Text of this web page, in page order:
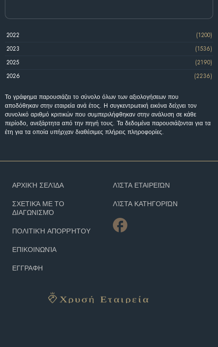
2022
(1200)
2023
(1536)
2025
(2190)
2026
(2236)
Το γράφημα παρουσιάζει το σύνολο όλων των αξιολογήσεων που
αποδόθηκαν στην εταιρεία ανά έτος. Η συγκεντρωτική εικόνα δείχνει τον
συνολικό αριθμό κριτικών που συμπεριλήφθηκαν στην ανάλυση σε κάθε
περίοδο, ανεξάρτητα από την πηγή τους. Τα δεδομένα παρουσιάζονται για τα
έτη για τα οποία υπήρχαν διαθέσιμες πλήρεις πληροφορίες.
ΑΡΧΙΚΉ ΣΕΛΊΔΑ
ΣΧΕΤΙΚΆ ΜΕ ΤΟ
ΔΙΑΓΩΝΙΣΜΌ
ΠΟΛΙΤΙΚΉ ΑΠΟΡΡΉΤΟΥ
ΕΠΙΚΟΙΝΩΝΊΑ
ΕΓΓΡΑΦΗ
ΛΊΣΤΑ ΕΤΑΙΡΕΙΏΝ
ΛΊΣΤΑ ΚΑΤΗΓΟΡΙΏΝ